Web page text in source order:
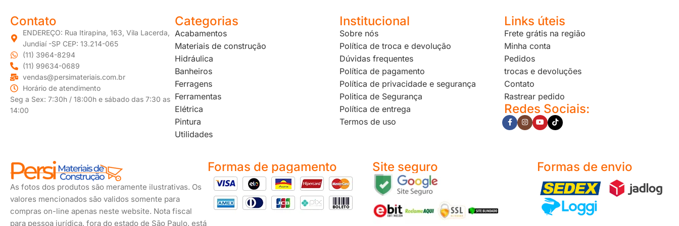
Contato
ENDEREÇO: Rua Itirapina, 163, Vila Lacerda,
Jundiaí -SP CEP: 13.214-065
(11) 3964-8294
(11) 99634-0689
vendas@persimateriais.com.br
Horário de atendimento
Seg a Sex: 7:30h / 18:00h e sábado das 7:30 as
14:00
Categorias
Acabamentos
Materiais de construção
Hidráulica
Banheiros
Ferragens
Ferramentas
Elétrica
Pintura
Utilidades
Institucional
Sobre nós
Política de troca e devolução
Dúvidas frequentes
Política de pagamento
Política de privacidade e segurança
Politica de Segurança
Política de entrega
Termos de uso
Links úteis
Frete grátis na região
Minha conta
Pedidos
trocas e devoluções
Contato
Rastrear pedido
Redes Sociais:
As fotos dos produtos são meramente ilustrativas. Os
valores mencionados são validos somente para
compras on-line apenas neste website. Nota fiscal
para pessoa jurídica, fora do estado de São Paulo, está
Formas de pagamento Site seguro Formas de envio